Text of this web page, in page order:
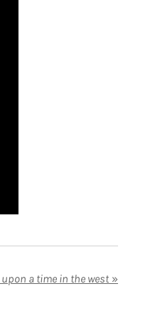
upon a time in the west »